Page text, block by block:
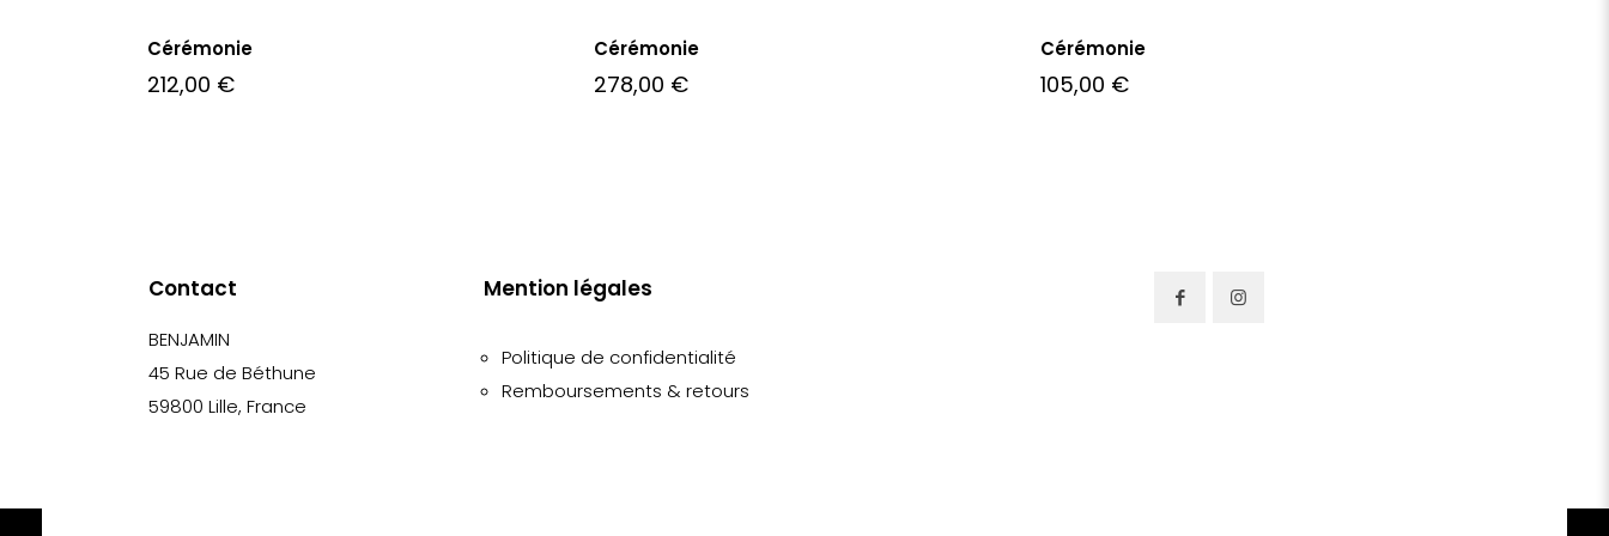
Cérémonie
212,00 €
Cérémonie
278,00 €
Cérémonie
105,00 €
Contact
BENJAMIN
45 Rue de Béthune
59800 Lille, France
Mention légales
Politique de confidentialité
Remboursements & retours